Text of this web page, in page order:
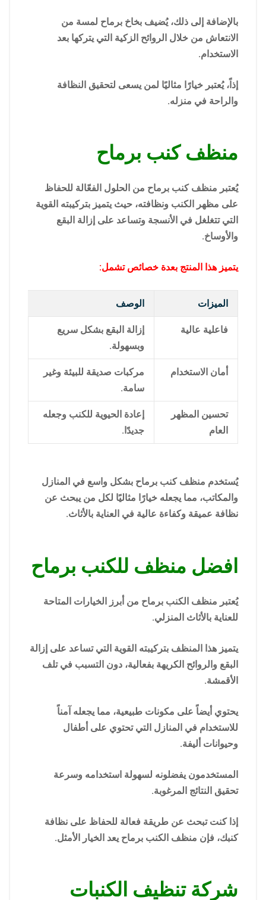
بالإضافة إلى ذلك، يُضيف بخاخ برماح لمسة من
الانتعاش من خلال الروائح الزكية التي يتركها بعد
الاستخدام.
إذاً، يُعتبر خيارًا مثاليًا لمن يسعى لتحقيق النظافة
والراحة في منزله.
منظف كنب برماح
يُعتبر منظف كنب برماح من الحلول الفعّالة للحفاظ
على مظهر الكنب ونظافته، حيث يتميز بتركيبته القوية
التي تتغلغل في الأنسجة وتساعد على إزالة البقع
والأوساخ.
يتميز هذا المنتج بعدة خصائص تشمل:
الميزات الوصف
فاعلية عالية
إزالة البقع بشكل سريع
وبسهولة.
أمان الاستخدام
مركبات صديقة للبيئة وغير
سامة.
تحسين المظهر
العام
إعادة الحيوية للكنب وجعله
جديدًا.
يُستخدم منظف كنب برماح بشكل واسع في المنازل
والمكاتب، مما يجعله خيارًا مثاليًا لكل من يبحث عن
نظافة عميقة وكفاءة عالية في العناية بالأثاث.
افضل منظف للكنب برماح
يُعتبر منظف الكنب برماح من أبرز الخيارات المتاحة
للعناية بالأثاث المنزلي.
يتميز هذا المنظف بتركيبته القوية التي تساعد على إزالة
البقع والروائح الكريهة بفعالية، دون التسبب في تلف
الأقمشة.
يحتوي أيضاً على مكونات طبيعية، مما يجعله آمناً
للاستخدام في المنازل التي تحتوي على أطفال
وحيوانات أليفة.
المستخدمون يفضلونه لسهولة استخدامه وسرعة
تحقيق النتائج المرغوبة.
إذا كنت تبحث عن طريقة فعالة للحفاظ على نظافة
كنبك، فإن منظف الكنب برماح يعد الخيار الأمثل.
شركة تنظيف الكنبات